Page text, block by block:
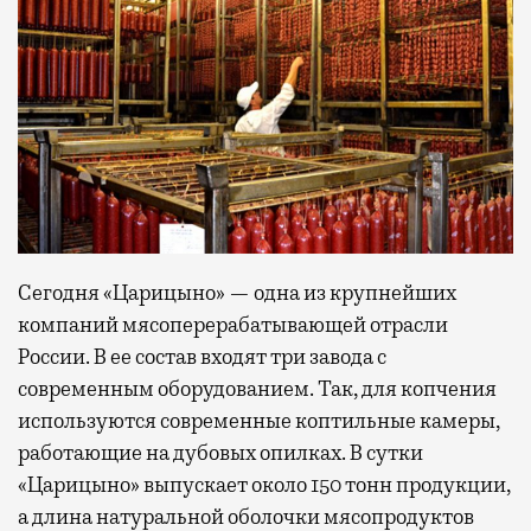
Сегодня «Царицыно» — одна из крупнейших
компаний мясоперерабатывающей отрасли
России. В ее состав входят три завода с
современным оборудованием. Так, для копчения
используются современные коптильные камеры,
работающие на дубовых опилках. В сутки
«Царицыно» выпускает около 150 тонн продукции,
а длина натуральной оболочки мясопродуктов